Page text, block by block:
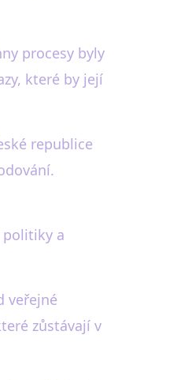
procesy byly
které by její
republice
politiky a
veřejné
zůstávají v